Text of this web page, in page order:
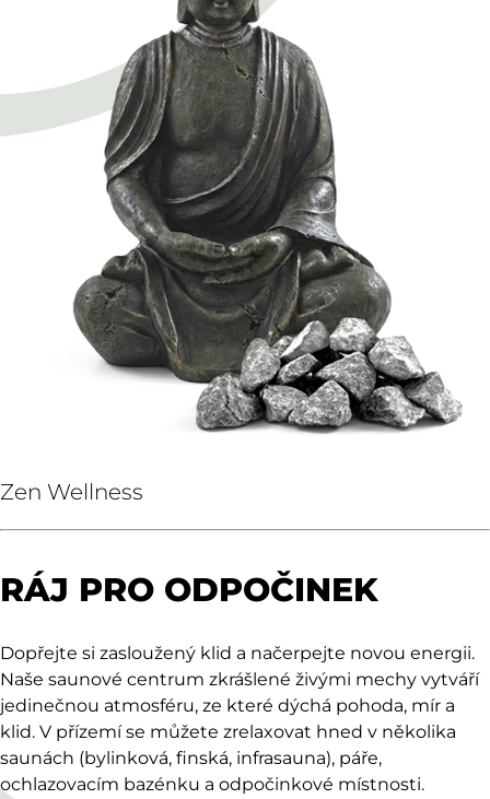
Zen Wellness
RÁJ PRO ODPOČINEK
Dopřejte si zasloužený klid a načerpejte novou energii.
Naše saunové centrum zkrášlené živými mechy vytváří
jedinečnou atmosféru, ze které dýchá pohoda, mír a
klid. V přízemí se můžete zrelaxovat hned v několika
saunách (bylinková, finská, infrasauna), páře,
ochlazovacím bazénku a odpočinkové místnosti.